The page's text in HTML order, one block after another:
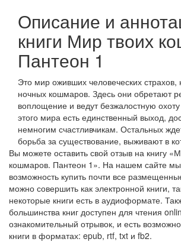
Описание и
книги Мир твоих
Пантеон 1
Это мир оживших человеческих
ночных кошмаров. Здесь они обретают
воплощение и ведут безжалостную
этого мира есть единственный выход,
немногим счастливчикам. Остальных
борьба за существование, выживают в
Вы можете оставить свой отзыв на книгу
кошмаров. Пантеон 1». На нашем сайте
возможность купить почти все
можно совершить как электронной книги,
некоторые книги есть в аудиоформате.
большинства книг доступен для чтения
ознакомительный отрывок, и есть
книги в форматах: epub, rtf, txt и fb2.